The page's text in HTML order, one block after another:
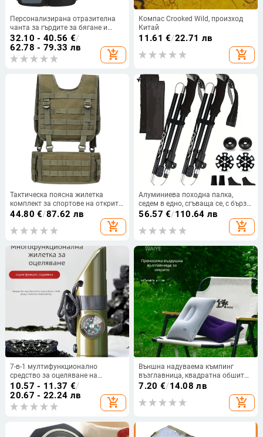
Персонализирана отразителна
чанта за гърдите за бягане и
планински спортове с джоб за
телефон
32.10 - 40.56 €/
62.78 - 79.33 лв
add_shopping_cart
Компас Crooked Wild, произход
Китай
11.61 €/22.71 лв
add_shopping_cart
Тактическа поясна жилетка
комплект за спортове на открито
– дишаща 600D Oxford плат,
унисекс, с разширяване, военен
стил камуфлаж
44.80 €/87.62 лв
add_shopping_cart
Алуминиева походна палка,
седем в едно, сгъваща се, с бърз
заключващ механизъм
56.57 €/110.64 лв
add_shopping_cart
7-в-1 мултифункционално
средство за оцеляване на
открито: свирка, компас, лупа,
фенерче, термометър
10.57 - 11.37 €/
20.67 - 22.24 лв
add_shopping_cart
Външна надуваема къмпинг
възглавница, квадратна обшита
с флок, за дрямка, сгъваема и
7.20 €/14.08 лв
add_shopping_cart